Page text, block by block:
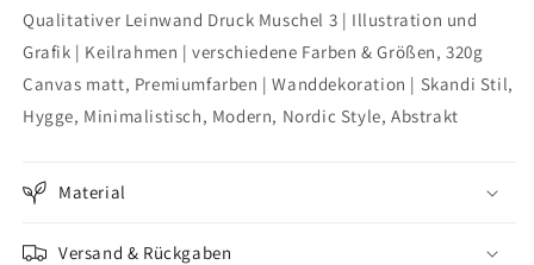
3
3
Qualitativer Leinwand Druck Muschel 3 | Illustration und
Grafik | Keilrahmen | verschiedene Farben & Größen, 320g
Canvas matt, Premiumfarben | Wanddekoration | Skandi Stil,
Hygge, Minimalistisch, Modern, Nordic Style, Abstrakt
Material
Versand & Rückgaben